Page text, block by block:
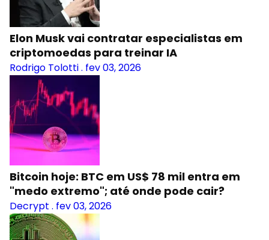
Elon Musk vai contratar especialistas em
criptomoedas para treinar IA
Rodrigo Tolotti .fev 03, 2026
Bitcoin hoje: BTC em US$ 78 mil entra em
"medo extremo"; até onde pode cair?
Decrypt.fev 03, 2026